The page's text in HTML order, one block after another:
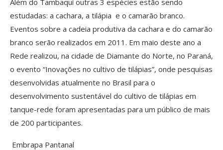
estudadas: a cachara, a tilápia e o camarão branco.
Eventos sobre a cadeia produtiva da cachara e do camarão
branco serão realizados em 2011. Em maio deste ano a
Rede realizou, na cidade de Diamante do Norte, no Paraná,
o evento “Inovações no cultivo de tilápias”, onde pesquisas
desenvolvidas atualmente no Brasil para o
desenvolvimento sustentável do cultivo de tilápias em
tanque-rede foram apresentadas para um público de mais
de 200 participantes.
Embrapa Pantanal